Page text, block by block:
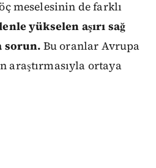
meselesinin de farklı
yükselen aşırı sağ
sorun. Bu oranlar Avrupa
araştırmasıyla ortaya